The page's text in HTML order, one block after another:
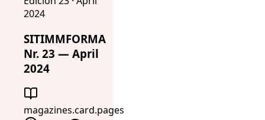
2024
SITIMMFORMA
Nr. 23 — April
2024
magazines.card.pages